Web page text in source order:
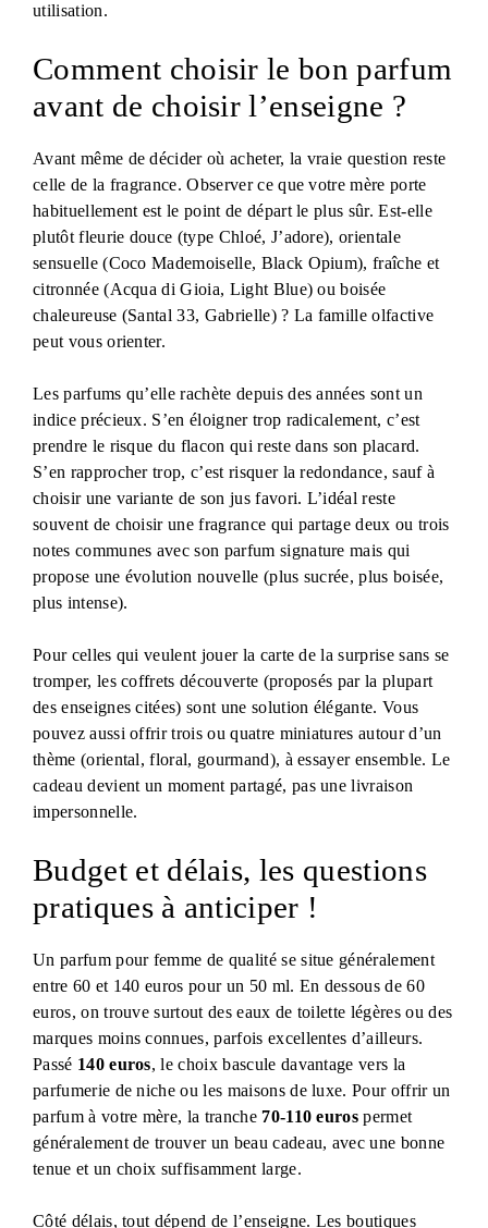
utilisation.
Comment choisir le bon parfum
avant de choisir l’enseigne ?
Avant même de décider où acheter, la vraie question reste
celle de la fragrance. Observer ce que votre mère porte
habituellement est le point de départ le plus sûr. Est-elle
plutôt fleurie douce (type Chloé, J’adore), orientale
sensuelle (Coco Mademoiselle, Black Opium), fraîche et
citronnée (Acqua di Gioia, Light Blue) ou boisée
chaleureuse (Santal 33, Gabrielle) ? La famille olfactive
peut vous orienter.
Les parfums qu’elle rachète depuis des années sont un
indice précieux. S’en éloigner trop radicalement, c’est
prendre le risque du flacon qui reste dans son placard.
S’en rapprocher trop, c’est risquer la redondance, sauf à
choisir une variante de son jus favori. L’idéal reste
souvent de choisir une fragrance qui partage deux ou trois
notes communes avec son parfum signature mais qui
propose une évolution nouvelle (plus sucrée, plus boisée,
plus intense).
Pour celles qui veulent jouer la carte de la surprise sans se
tromper, les coffrets découverte (proposés par la plupart
des enseignes citées) sont une solution élégante. Vous
pouvez aussi offrir trois ou quatre miniatures autour d’un
thème (oriental, floral, gourmand), à essayer ensemble. Le
cadeau devient un moment partagé, pas une livraison
impersonnelle.
Budget et délais, les questions
pratiques à anticiper !
Un parfum pour femme de qualité se situe généralement
entre 60 et 140 euros pour un 50 ml. En dessous de 60
euros, on trouve surtout des eaux de toilette légères ou des
marques moins connues, parfois excellentes d’ailleurs.
Passé 140 euros, le choix bascule davantage vers la
parfumerie de niche ou les maisons de luxe. Pour offrir un
parfum à votre mère, la tranche 70-110 euros permet
généralement de trouver un beau cadeau, avec une bonne
tenue et un choix suffisamment large.
Côté délais, tout dépend de l’enseigne. Les boutiques